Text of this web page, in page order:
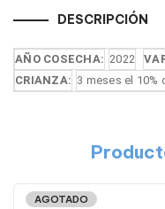
DESCRIPCIÓN
AÑO COSECHA: 2022
CRIANZA: 3 meses el 10%
AGOTADO